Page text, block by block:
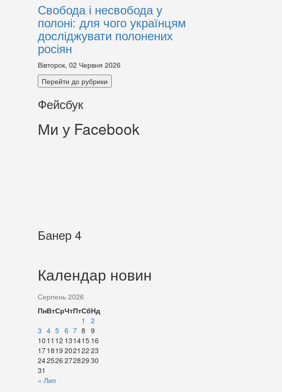
Свобода і несвобода у
полоні: для чого українцям
досліджувати полонених
росіян
Вівторок, 02 Червня 2026
Перейти до рубрики
Фейсбук
Ми у Facebook
Банер 4
Календар новин
Серпень 2026
ПнВтСрЧтПтСбНд
1
2
3 4 5 6 7 8 9
10 11 12 131415 16
171819 2021 22 23
242526 272829 30
31
« Лип